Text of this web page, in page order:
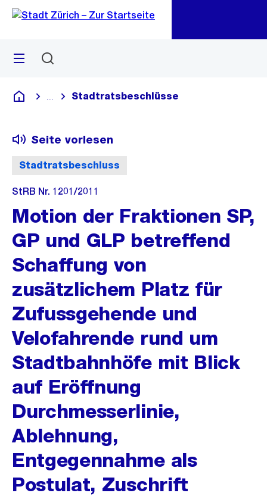
Navigation
Sprunglink
Menü
Deutsch
Blende alle Breadcrumbs ein
Stadtratsbeschlüsse
Stadtratsbeschluss
Seite vorlesen
StRB Nr. 1201/2011
Motion der Fraktionen SP,
GP und GLP betreffend
Schaffung von
zusätzlichem Platz für
Zufussgehende und
Velofahrende rund um
Stadtbahnhöfe mit Blick
auf Eröffnung
Durchmesserlinie,
Ablehnung,
Entgegennahme als
Postulat, Zuschrift